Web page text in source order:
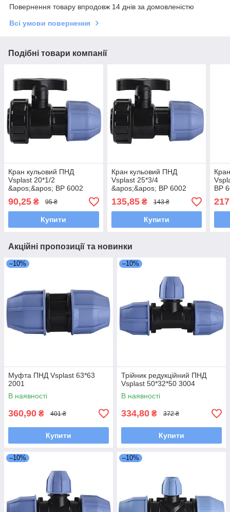
Повернення товару впродовж 14 днів за домовленістю
Всі умови повернення
Подібні товари компанії
Кран кульовий ПНД
Vsplast 20*1/2
&apos;&apos; ВР 6002
90,25 ₴ 95 ₴
Купити
Кран кульовий ПНД
Vsplast 25*3/4
&apos;&apos; ВР 6002
135,85₴ 143 ₴
Купити
ВР
Акційні пропозиції та новинки
–10%
Муфта ПНД Vsplast 63*63
2001
В наявності
360,90 ₴ 401 ₴
Купити
–10%
Трійник редукційний ПНД
Vsplast 50*32*50 3004
В наявності
334,80 ₴ 372 ₴
Купити
–10% –10%